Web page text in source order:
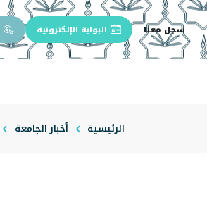
سجل معنا البوابة الإلكترونية
الرئيسية أخبار الجامعة